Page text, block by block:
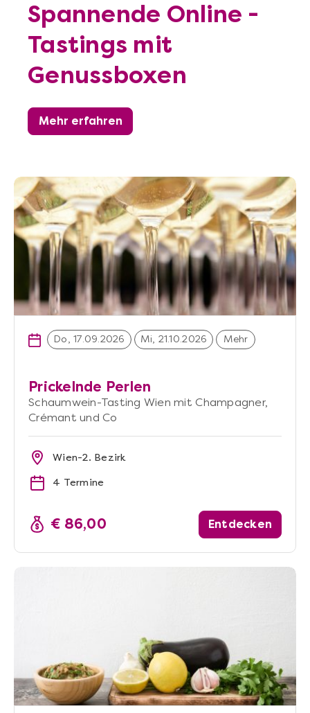
Spannende Online -
Tastings mit
Genussboxen
Mehr erfahren
Do, 17.09.2026 Mi, 21.10.2026 Mehr
Prickelnde Perlen
Schaumwein-Tasting Wien mit Champagner,
Crémant und Co
Wien-2. Bezirk
4 Termine
€ 86,00 Entdecken